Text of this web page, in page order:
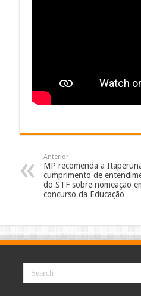
Anterior
MP recomenda a
cumprimento de
do STF sobre nomeação
concurso da Educação